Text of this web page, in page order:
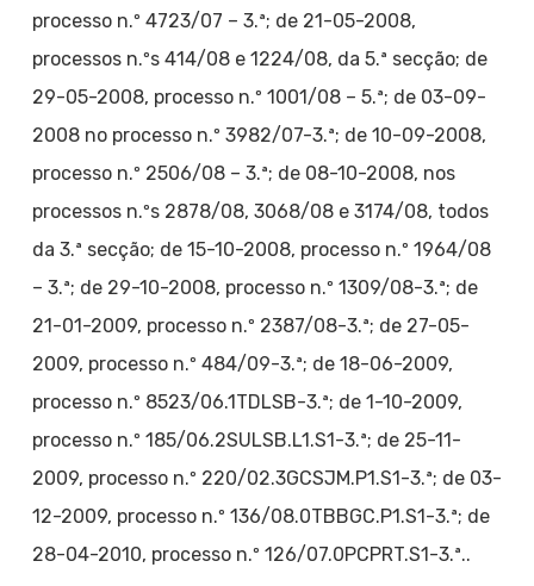
processo n.º 4723/07 – 3.ª; de 21-05-2008,
processos n.ºs 414/08 e 1224/08, da 5.ª secção; de
29-05-2008, processo n.º 1001/08 – 5.ª; de 03-09-
2008 no processo n.º 3982/07-3.ª; de 10-09-2008,
processo n.º 2506/08 – 3.ª; de 08-10-2008, nos
processos n.ºs 2878/08, 3068/08 e 3174/08, todos
da 3.ª secção; de 15-10-2008, processo n.º 1964/08
– 3.ª; de 29-10-2008, processo n.º 1309/08-3.ª; de
21-01-2009, processo n.º 2387/08-3.ª; de 27-05-
2009, processo n.º 484/09-3.ª; de 18-06-2009,
processo n.º 8523/06.1TDLSB-3.ª; de 1-10-2009,
processo n.º 185/06.2SULSB.L1.S1-3.ª; de 25-11-
2009, processo n.º 220/02.3GCSJM.P1.S1-3.ª; de 03-
12-2009, processo n.º 136/08.0TBBGC.P1.S1-3.ª; de
28-04-2010, processo n.º 126/07.0PCPRT.S1-3.ª..